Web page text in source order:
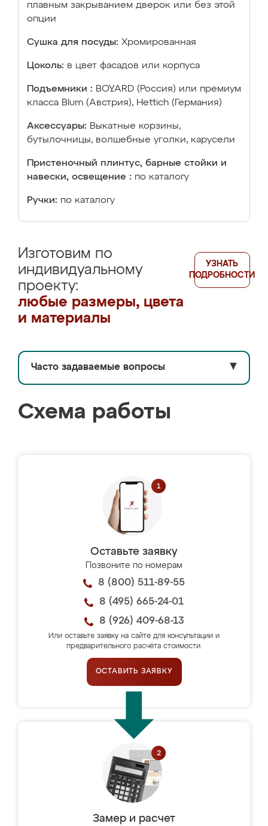
плавным закрыванием дверок или без этой
опции
Сушка для посуды: Хромированная
Цоколь: в цвет фасадов или корпуса
Подъемники : BOYARD (Россия) или премиум
класса Blum (Австрия), Hettich (Германия)
Аксессуары: Выкатные корзины,
бутылочницы, волшебные уголки, карусели
Пристеночный плинтус, барные стойки и
навески, освещение : по каталогу
Ручки: по каталогу
Изготовим по
индивидуальному
проекту:
любые размеры, цвета
и материалы
УЗНАТЬ
ПОДРОБНОСТИ
Часто задаваемые вопросы ▼
Схема работы
Оставьте заявку
Позвоните по номерам
8 (800) 511-89-55
8 (495) 665-24-01
8 (926) 409-68-13
Или оставьте заявку на сайте для консультации и
предварительного расчёта стоимости.
ОСТАВИТЬ ЗАЯВКУ
Замер и расчет